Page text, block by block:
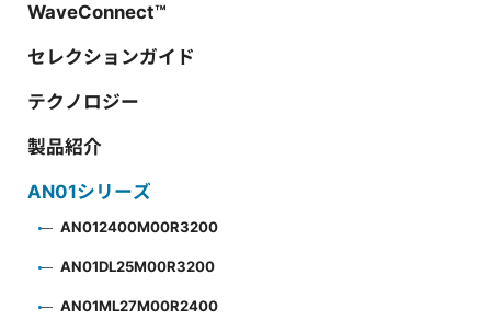
WaveConnect™
セレクションガイド
テクノロジー
製品紹介
AN01シリーズ
AN012400M00R3200
AN01DL25M00R3200
AN01ML27M00R2400